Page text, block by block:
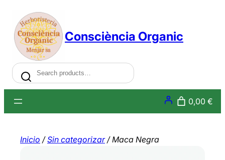
contenido
Consciència Organic
Search
0,00 €
Inicio /Sin categorizar/ Maca Negra